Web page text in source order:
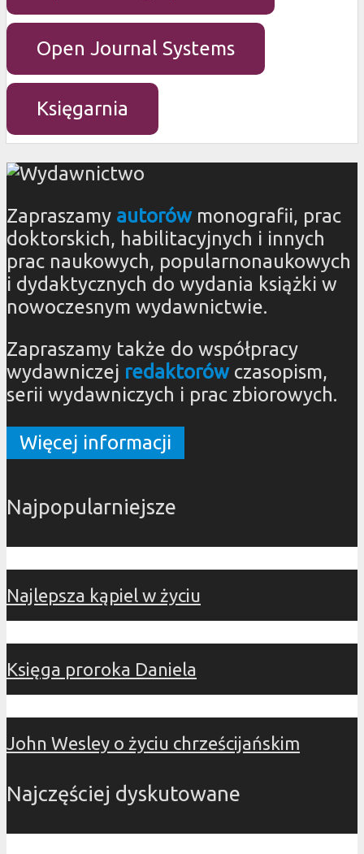
Open Journal Systems
Księgarnia
Zapraszamy autorówmonografii, prac
doktorskich, habilitacyjnych i innych
prac naukowych, popularnonaukowych
i dydaktycznych do wydania książki w
nowoczesnym wydawnictwie.
Zapraszamy także do współpracy
wydawniczej redaktorówczasopism,
serii wydawniczych i prac zbiorowych.
Więcej informacji
Najpopularniejsze
Najlepsza kąpiel w życiu
Księga proroka Daniela
John Wesley o życiu chrześcijańskim
Najczęściej dyskutowane